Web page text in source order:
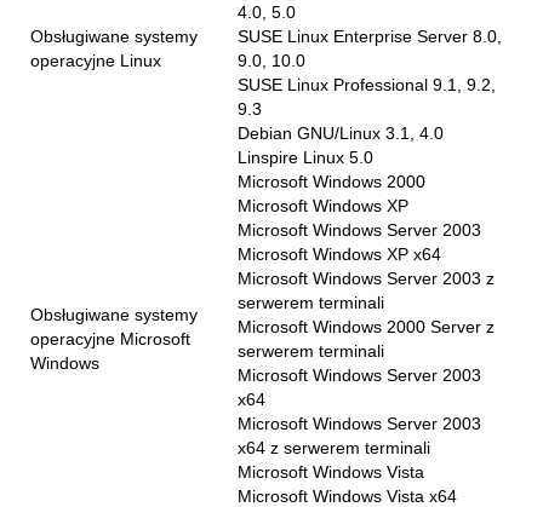
Obsługiwane systemy
operacyjne Linux
4.0, 5.0
SUSE Linux Enterprise Server 8.0,
9.0, 10.0
SUSE Linux Professional 9.1, 9.2,
9.3
Debian GNU/Linux 3.1, 4.0
Linspire Linux 5.0
Obsługiwane systemy
operacyjne Microsoft
Windows
Microsoft Windows 2000
Microsoft Windows XP
Microsoft Windows Server 2003
Microsoft Windows XP x64
Microsoft Windows Server 2003 z
serwerem terminali
Microsoft Windows 2000 Server z
serwerem terminali
Microsoft Windows Server 2003
x64
Microsoft Windows Server 2003
x64 z serwerem terminali
Microsoft Windows Vista
Microsoft Windows Vista x64